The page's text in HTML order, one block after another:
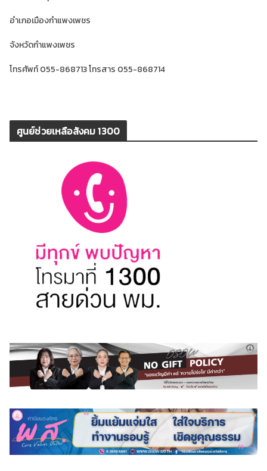
อำเภอเมืองกำแพงเพชร
จังหวัดกำแพงเพชร
โทรศัพท์ 055-868713 โทรสาร 055-868714
ศูนย์ช่วยเหลือสังคม 1300